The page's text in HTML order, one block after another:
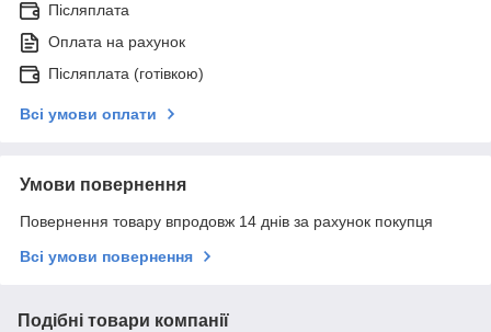
Післяплата
Оплата на рахунок
Післяплата (готівкою)
Всі умови оплати
Умови повернення
Повернення товару впродовж 14 днів за рахунок покупця
Всі умови повернення
Подібні товари компанії